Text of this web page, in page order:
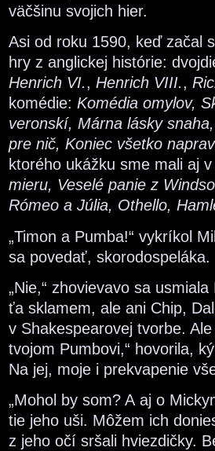
väčšinu svojich hier.
Asi od roku 1590, keď začal
hry z anglickej histórie:
Henrich VI., Henrich VIII.,
komédie: Komédia omylov,
veronskí, Márna lásky
pre nič, Koniec všetko
ktorého ukážku sme mali aj
mieru, Veselé panie z
Rómeo a Júlia, Othello,
„Timon a Pumba!“ vykríkol
sa povedať, skorodospeláka.
„Nie,“ zhovievavo sa
ťa sklamem, ale ani Chip,
v Shakespearovej tvorbe.
tvojom Pumbovi,“ hovorila,
Na jej, moje i prekvapenie
„Mohol by som? A aj o
tie jeho uši. Môžem ich
z jeho očí sršali hviezdičky.